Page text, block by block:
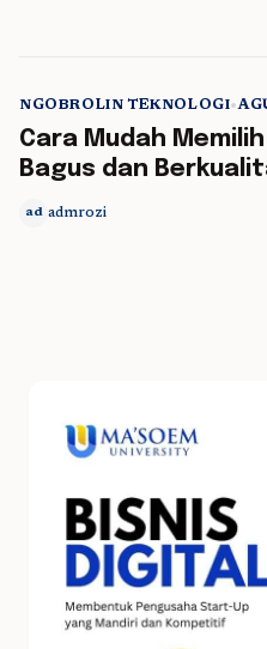
NGOBROLIN TEKNOLOGI•
Cara Mudah
Bagus dan
ad admrozi